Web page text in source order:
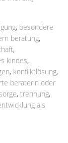
, besondere
beratung,
,
kindes,
, konfliktlösung,
beraterin oder
, trennung,
als